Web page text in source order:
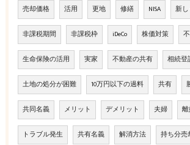
売却価格 活用 更地 修繕 NISA 新
非課税期間 非課税枠 iDeCo 株価対策
生命保険の活用 実家 不動産の共有 相続登
土地の処分が困難 10万円以下の過料 共有
共同名義 メリット デメリット 夫婦
トラブル発生 共有名義 解消方法 持ち分売